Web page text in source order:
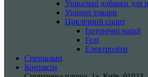
Унікальні добавки для
Уцінені товари
Циклічний спорт
Ізотонічні напої
Гелі
Електроліти
Спеціальні
Контакти